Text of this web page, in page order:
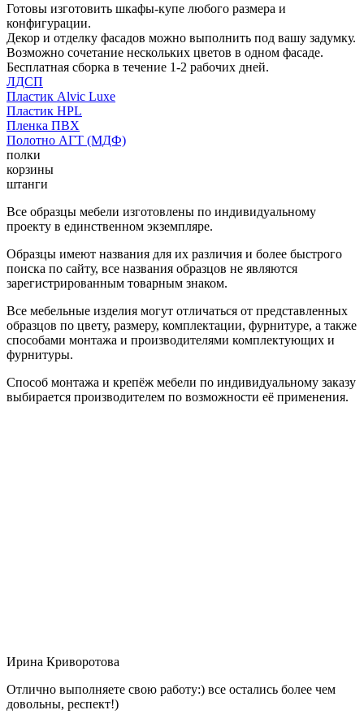
Готовы изготовить шкафы-купе любого размера и
конфигурации.
Декор и отделку фасадов можно выполнить под вашу задумку.
Возможно сочетание нескольких цветов в одном фасаде.
Бесплатная сборка в течение 1-2 рабочих дней.
ЛДСП
Пластик Alvic Luxe
Пластик HPL
Пленка ПВХ
Полотно АГТ (МДФ)
полки
корзины
штанги
Все образцы мебели изготовлены по индивидуальному
проекту в единственном экземпляре.
Образцы имеют названия для их различия и более быстрого
поиска по сайту, все названия образцов не являются
зарегистрированным товарным знаком.
Все мебельные изделия могут отличаться от представленных
образцов по цвету, размеру, комплектации, фурнитуре, а также
способами монтажа и производителями комплектующих и
фурнитуры.
Способ монтажа и крепёж мебели по индивидуальному заказу
выбирается производителем по возможности её применения.
Ирина Криворотова
Отлично выполняете свою работу:) все остались более чем
довольны, респект!)